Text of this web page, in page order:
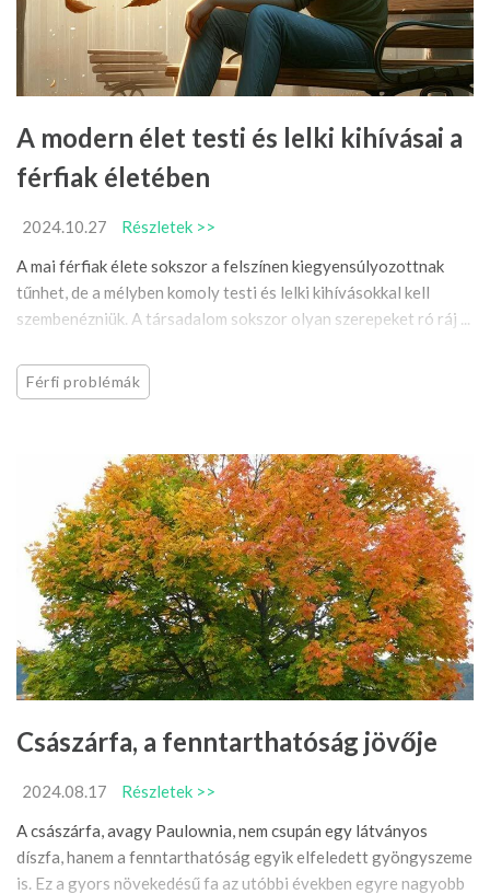
A modern élet testi és lelki kihívásai a
férfiak életében
2024.10.27
Részletek >>
A mai férfiak élete sokszor a felszínen kiegyensúlyozottnak
tűnhet, de a mélyben komoly testi és lelki kihívásokkal kell
szembenézniük. A társadalom sokszor olyan szerepeket ró ráj ...
Férfi problémák
Császárfa, a fenntarthatóság jövője
2024.08.17
Részletek >>
A császárfa, avagy Paulownia, nem csupán egy látványos
díszfa, hanem a fenntarthatóság egyik elfeledett gyöngyszeme
is. Ez a gyors növekedésű fa az utóbbi években egyre nagyobb